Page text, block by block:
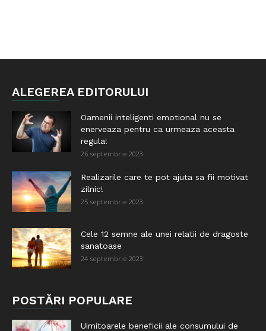
ALEGEREA EDITORULUI
Oamenii inteligenti emotional nu se
enerveaza pentru ca urmeaza aceasta
regula!
26 septembrie 2023
Realizarile care te pot ajuta sa fii motivat
zilnic!
25 septembrie 2023
Cele 12 semne ale unei relatii de dragoste
sanatoase
24 septembrie 2023
POSTĂRI POPULARE
Uimitoarele beneficii ale consumului de